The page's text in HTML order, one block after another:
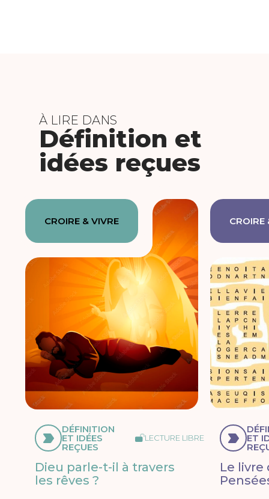
À LIRE DANS
Définition et
idées reçues
CROIRE & VIVRE
DÉFINITION
ET IDÉES
REÇUES
LECTURE LIBRE
Dieu parle-t-il à travers
les rêves ?
CROIRE
ET
Le livre